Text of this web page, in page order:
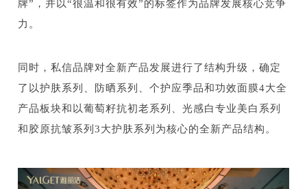
牌”，并以“很温和很有效”的标签作为品牌发展核心竞争
力。
同时，私信品牌对全新产品发展进行了结构升级，确定
了以护肤系列、防晒系列、个护应季品和功效面膜4大全
产品板块和以葡萄籽抗初老系列、光感白专业美白系列
和胶原抗皱系列3大护肤系列为核心的全新产品结构。